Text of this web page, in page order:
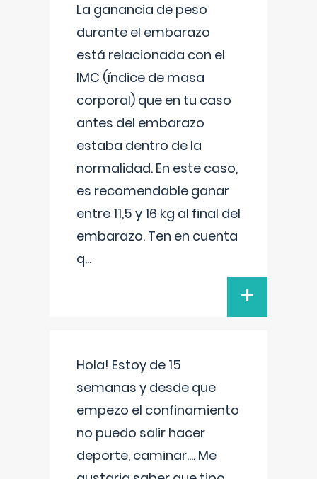
La ganancia de peso
durante el embarazo
está relacionada con el
IMC (índice de masa
corporal) que en tu caso
antes del embarazo
estaba dentro de la
normalidad. En este caso,
es recomendable ganar
entre 11,5 y 16 kg al final del
embarazo. Ten en cuenta
q...
+
Hola! Estoy de 15
semanas y desde que
empezo el confinamiento
no puedo salir hacer
deporte, caminar.... Me